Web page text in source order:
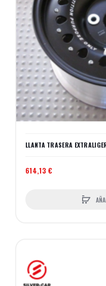
LLANTA TRASERA
614,13 €